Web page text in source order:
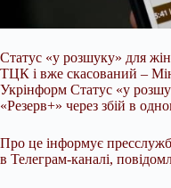
Статус «у розшуку» для
ТЦК і вже скасований –
Укрінформ Статус «у
«Резерв+» через збій в
Про це інформує
в Телеграм-каналі,